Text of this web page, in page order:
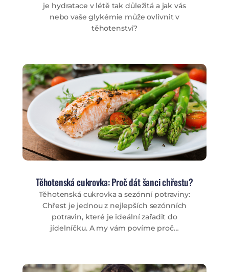
je hydratace v létě tak důležitá a jak vás
nebo vaše glykémie může ovlivnit v
těhotenství?
Těhotenská cukrovka: Proč dát šanci chřestu?
Těhotenská cukrovka a sezónní potraviny:
Chřest je jednou z nejlepších sezónních
potravin, které je ideální zařadit do
jídelníčku. A my vám povíme proč…